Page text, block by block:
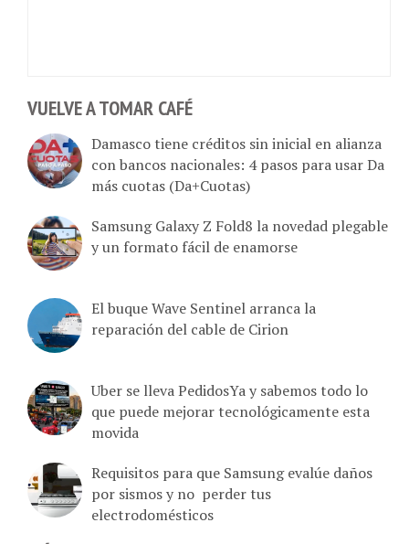
Damasco tiene créditos sin inicial en alianza
con bancos nacionales: 4 pasos para usar Da
más cuotas (Da+Cuotas)
y un formato fácil de enamorse
reparación del cable de Cirion
que puede mejorar tecnológicamente esta
movida
por sismos y no perder tus
electrodomésticos